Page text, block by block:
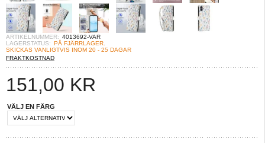
ARTIKELNUMMER: 4013692-VAR
LAGERSTATUS: PÅ FJÄRRLAGER.
SKICKAS VANLIGTVIS INOM 20 - 25 DAGAR
FRAKTKOSTNAD
151,00 KR
VÄLJ EN FÄRG